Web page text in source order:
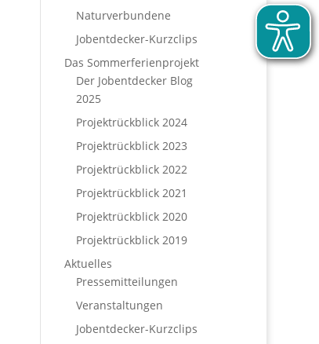
Naturverbundene
Jobentdecker-Kurzclips
Das Sommerferienprojekt
Der Jobentdecker Blog
2025
Projektrückblick 2024
Projektrückblick 2023
Projektrückblick 2022
Projektrückblick 2021
Projektrückblick 2020
Projektrückblick 2019
Aktuelles
Pressemitteilungen
Veranstaltungen
Jobentdecker-Kurzclips